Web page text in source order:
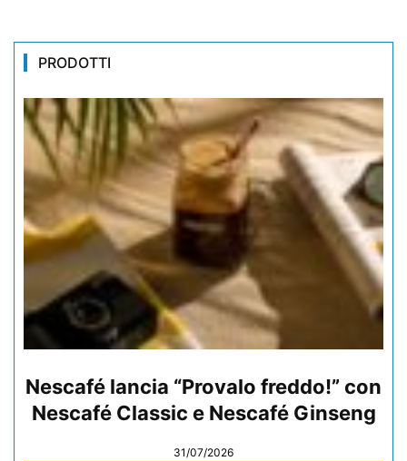
PRODOTTI
Nescafé lancia “Provalo freddo!” con
Nescafé Classic e Nescafé Ginseng
31/07/2026